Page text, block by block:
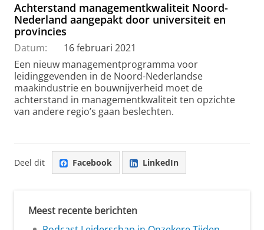
Achterstand managementkwaliteit Noord-
Nederland aangepakt door universiteit en
provincies
Datum:
16 februari 2021
Een nieuw managementprogramma voor
leidinggevenden in de Noord-Nederlandse
maakindustrie en bouwnijverheid moet de
achterstand in managementkwaliteit ten opzichte
van andere regio’s gaan beslechten.
Deel dit Facebook LinkedIn
Meest recente berichten